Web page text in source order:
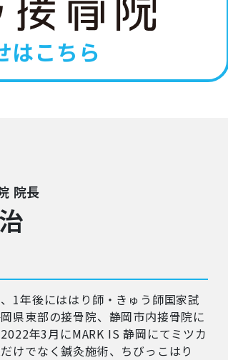
はこちら
院長
1年後にははり師・きゅう師国家試
県東部の接骨院、静岡市内接骨院に
年3月にMARK IS 静岡にてミツカ
けでなく鍼灸施術、ちびっこはり